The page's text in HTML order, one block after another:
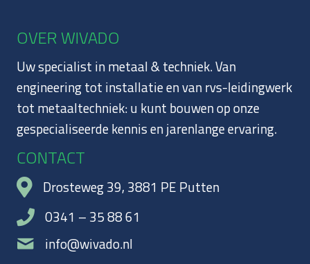
OVER WIVADO
Uw specialist in metaal & techniek. Van
engineering tot installatie en van rvs-leidingwerk
tot metaaltechniek: u kunt bouwen op onze
gespecialiseerde kennis en jarenlange ervaring.
CONTACT
Drosteweg 39, 3881 PE Putten
0341 – 35 88 61
info@wivado.nl